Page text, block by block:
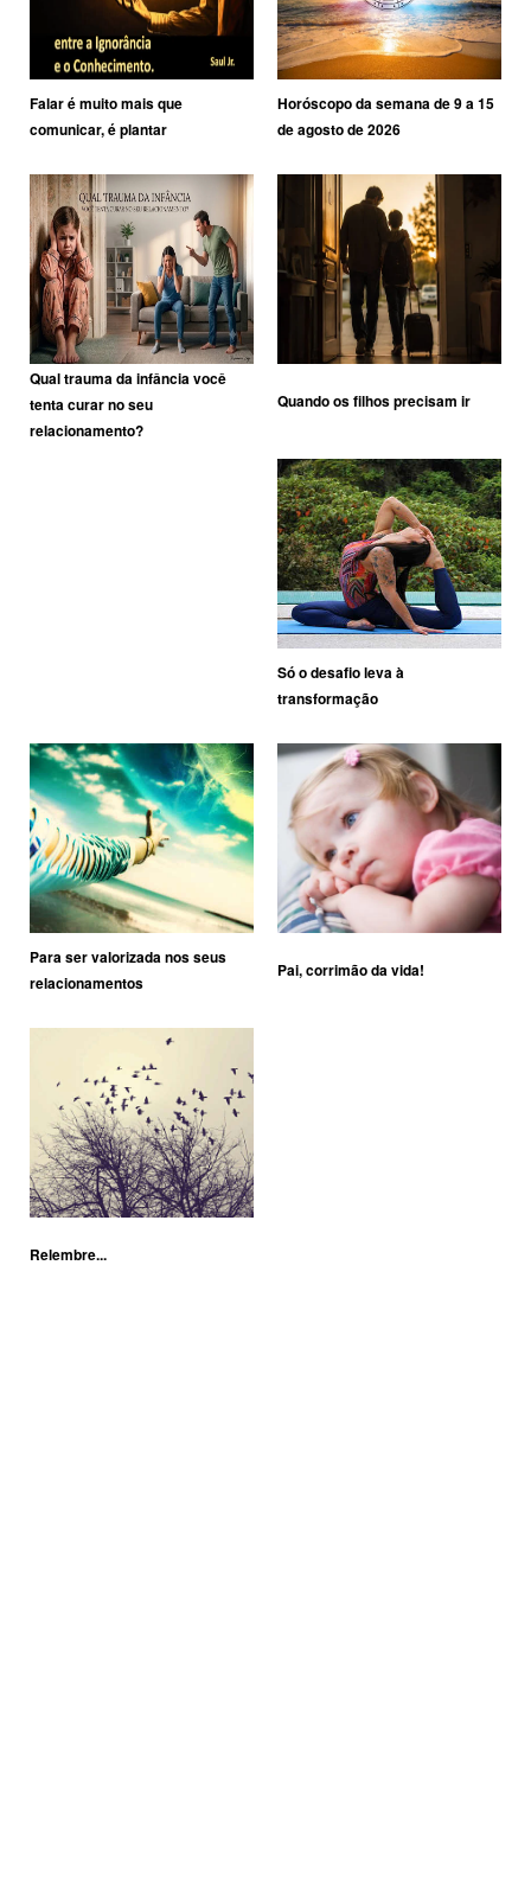
Falar é muito mais que
comunicar, é plantar
Horóscopo da semana de 9 a 15
de agosto de 2026
Qual trauma da infância você
tenta curar no seu
relacionamento?
Quando os filhos precisam ir
Só o desafio leva à
transformação
Para ser valorizada nos seus
relacionamentos
Pai, corrimão da vida!
Relembre...